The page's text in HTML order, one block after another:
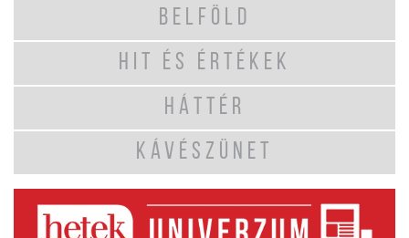
BELFÖLD
HIT ÉS ÉRTÉKEK
HÁTTÉR
KÁVÉSZÜNET